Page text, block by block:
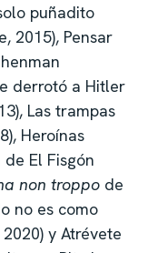
puñadito
2015), Pensar
derrotó a Hitler
Las trampas
Heroínas
El Fisgón
non troppo de
no es como
y Atrévete